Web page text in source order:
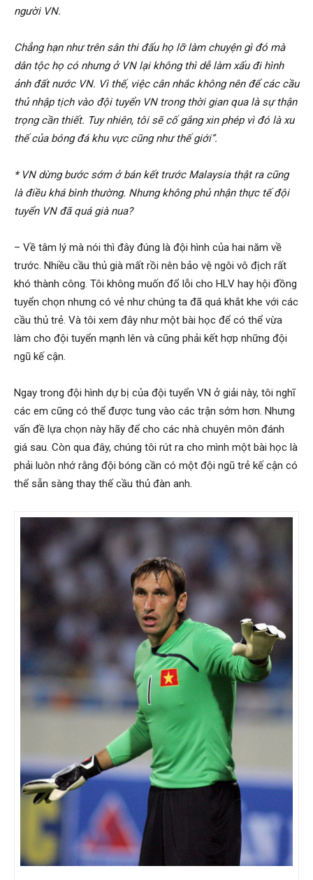
phong,
phong
phong,
văn
người VN.
Chẳng hạn như trên sân thi đấu họ lỡ làm chuyện gì đó mà
dân tộc họ có nhưng ở VN lại không thì dễ làm xấu đi hình
ảnh đất nước VN. Vì thế, việc cân nhắc không nên để các cầu
thủ nhập tịch vào đội tuyển VN trong thời gian qua là sự thận
trọng cần thiết. Tuy nhiên, tôi sẽ cố gắng xin phép vì đó là xu
thế của bóng đá khu vực cũng như thế giới”.
* VN dừng bước sớm ở bán kết trước Malaysia thật ra cũng
là điều khá bình thường. Nhưng không phủ nhận thực tế đội
tuyển VN đã quá già nua?
– Về tâm lý mà nói thì đây đúng là đội hình của hai năm về
trước. Nhiều cầu thủ già mất rồi nên bảo vệ ngôi vô địch rất
khó thành công. Tôi không muốn đổ lỗi cho HLV hay hội đồng
tuyển chọn nhưng có vẻ như chúng ta đã quá khắt khe với các
cầu thủ trẻ. Và tôi xem đây như một bài học để có thể vừa
làm cho đội tuyển mạnh lên và cũng phải kết hợp những đội
ngũ kế cận.
Ngay trong đội hình dự bị của đội tuyển VN ở giải này, tôi nghĩ
các em cũng có thể được tung vào các trận sớm hơn. Nhưng
vấn đề lựa chọn này hãy để cho các nhà chuyên môn đánh
giá sau. Còn qua đây, chúng tôi rút ra cho mình một bài học là
phải luôn nhớ rằng đội bóng cần có một đội ngũ trẻ kế cận có
thể sẵn sàng thay thế cầu thủ đàn anh.